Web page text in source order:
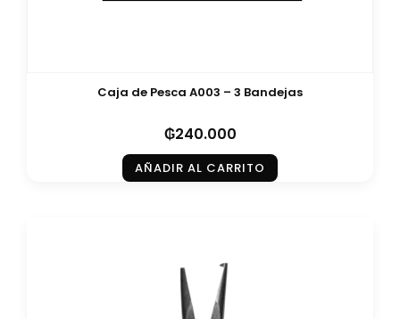
Caja de Pesca A003 – 3 Bandejas
₲240.000
AÑADIR AL CARRITO